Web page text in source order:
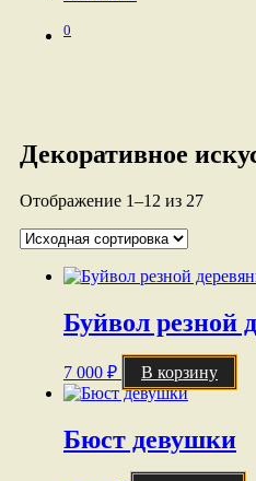
0
Декоративное
Отображение 1–12 из 27
Буйвол резной
7 000 ₽ В корзину
Бюст девушки